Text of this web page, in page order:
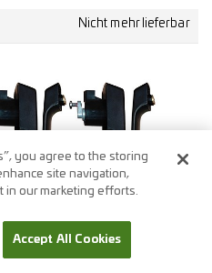
you agree to the storing
site navigation,
in our marketing efforts.
Accept All Cookies